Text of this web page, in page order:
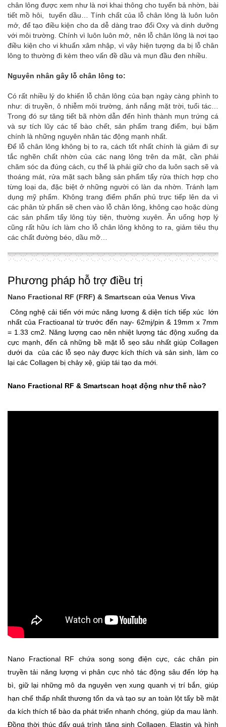
chân lông được xem như là nơi khai thông cho tuyến bả nhờn, bài
tiết mồ hôi, tuyến dầu… Tính chất của lỗ chân lông là luôn luôn
mở, để tạo điều kiện cho da dễ dàng trao đổi Oxy và dinh dưỡng
với môi trường. Chính vì luôn luôn mở, nên lỗ chân lông là nơi tạo
điều kiện cho vi khuẩn xâm nhập, vì vậy hiện tượng da bị lỗ chân
lông to thường đi kèm theo vấn đề dầu và mụn đầu đen nhiều.
Nguyên nhân gây lỗ chân lông to:
Có rất nhiều lý do khiến lỗ chân lông của bạn ngày càng phình to
như: di truyền, ô nhiễm môi trường, ánh nắng mặt trời, tuổi tác…
Trong đó sự tăng tiết bã nhờn dẫn đến hình thành mụn trứng cá
và sự tích lũy các tế bào chết, sản phẩm trang điểm, bụi bặm
chính là những nguyên nhân tác động mạnh nhất.
Để lỗ chân lông không bị to ra, cách tốt nhất chính là giảm đi sự
tắc nghẽn chất nhờn của các nang lông trên da mặt, cần phải
chăm sóc da đúng cách, cụ thể là phải giữ cho da luôn sạch sẽ và
thoáng mát, rửa mặt sạch bằng sản phẩm tẩy rửa thích hợp cho
từng loại da, đặc biệt ở những người có làn da nhờn. Tránh lạm
dụng mỹ phẩm. Không trang điểm phấn phủ trực tiếp lên da vì
các phân tử phấn sẽ chen vào lỗ chân lông, không cạo hoặc dùng
các sản phẩm tẩy lông tùy tiện, thường xuyên. Ăn uống hợp lý
cũng rất hữu ích làm cho lỗ chân lông không to ra, giảm tiêu thụ
các chất đường béo, dầu mỡ…
Phương pháp hỗ trợ điều trị
Nano Fractional RF (FRF) & Smartscan của Venus Viva
Công nghệ cải tiến với mức năng lương & diện tích tiếp xúc lớn
nhất của Fractioanal từ trước đến nay- 62mj/pin & 19mm x 7mm
= 1.33 cm2. Năng lượng cao nên nhiệt lượng tác động xuống da
cực mạnh, đến cả những bề mặt lỗ sẹo sâu nhất giúp Collagen
dưới da của các lỗ sẹo này được kích thích và sản sinh, làm co
lại các Collagen bị chảy xệ, giúp tái tạo da mới.
Nano Fractional RF & Smartscan hoạt động như thế nào?
Nano Fractional RF chứa song song điện cực, các chân pin
truyền tải năng lượng vi phân cực nhỏ tác động sâu đến lớp hạ
bì, giữ lại những mô da nguyên vẹn xung quanh vị trí bắn, giúp
hạn chế thấp nhất thương tổn da và tạo sự an toàn lột tẩy bề mặt
da kích thích tế bào da phát triển nhanh chóng, giúp da mau lành.
Đồng thời thúc đẩy quá trình tăng sinh Collagen, Elastin và hình